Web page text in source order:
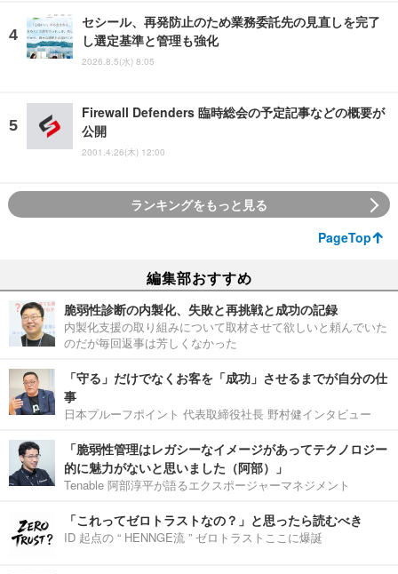
セシール、再発防止のため業務委託先の見直しを完了
し選定基準と管理も強化
2026.8.5(水) 8:05
Firewall Defenders 臨時総会の予定記事などの概要が
公開
2001.4.26(木) 12:00
ランキングをもっと見る
PageTop
編集部おすすめ
脆弱性診断の内製化、失敗と再挑戦と成功の記録
内製化支援の取り組みについて取材させて欲しいと頼んでいた
のだが毎回返事は芳しくなかった
「守る」だけでなくお客を「成功」させるまでが自分の仕
事
日本プルーフポイント 代表取締役社長 野村健インタビュー
「脆弱性管理はレガシーなイメージがあってテクノロジー
的に魅力がないと思いました（阿部）」
Tenable 阿部淳平が語るエクスポージャーマネジメント
「これってゼロトラストなの？」と思ったら読むべき
ID 起点の “ HENNGE流 ” ゼロトラストここに爆誕